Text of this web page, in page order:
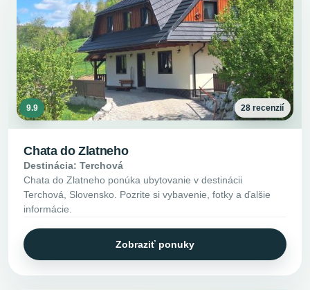
9.9 28 recenzií
Chata do Zlatneho
Destinácia: Terchová
Chata do Zlatneho ponúka ubytovanie v destinácii
Terchová, Slovensko. Pozrite si vybavenie, fotky a ďalšie
informácie.
Zobraziť ponuky